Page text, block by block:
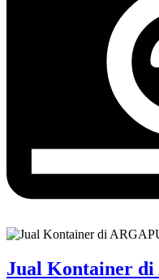
Jual Kontainer di